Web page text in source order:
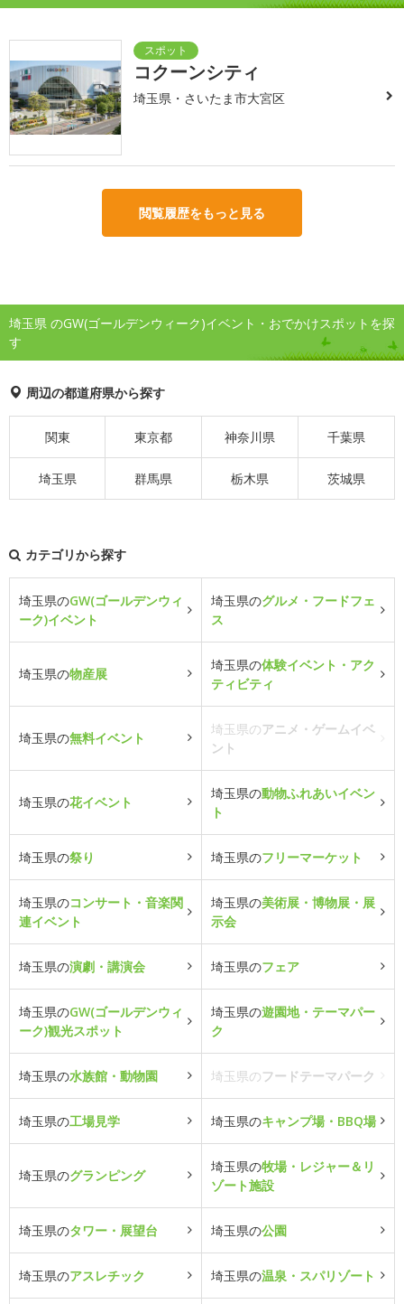
コクーンシティ
埼玉県・さいたま市大宮区
閲覧履歴をもっと見る
埼玉県 のGW(ゴールデンウィーク)イベント・おでかけスポットを探
す
周辺の都道府県から探す
関東 東京都 神奈川県 千葉県
埼玉県 群馬県 栃木県 茨城県
カテゴリから探す
埼玉県のGW(ゴールデンウィ
ーク)イベント
埼玉県のグルメ・フードフェ
ス
埼玉県の物産展
埼玉県の体験イベント・アク
ティビティ
埼玉県の無料イベント
埼玉県のアニメ・ゲームイベ
ント
埼玉県の花イベント
埼玉県の動物ふれあいイベン
ト
埼玉県の祭り 埼玉県のフリーマーケット
埼玉県のコンサート・音楽関
連イベント
埼玉県の美術展・博物展・展
示会
埼玉県の演劇・講演会 埼玉県のフェア
埼玉県のGW(ゴールデンウィ
ーク)観光スポット
埼玉県の遊園地・テーマパー
ク
埼玉県の水族館・動物園 埼玉県のフードテーマパーク
埼玉県の工場見学 埼玉県のキャンプ場・BBQ場
埼玉県のグランピング
埼玉県の牧場・レジャー＆リ
ゾート施設
埼玉県のタワー・展望台 埼玉県の公園
埼玉県のアスレチック 埼玉県の温泉・スパリゾート